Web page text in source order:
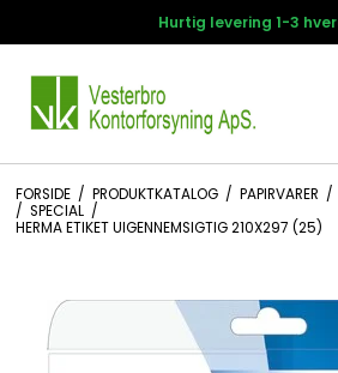
Hurtig levering 1-3 hverdage
FORSIDE / PRODUKTKATALOG / PAPIRVARER /
/ SPECIAL /
HERMA ETIKET UIGENNEMSIGTIG 210X297 (25)